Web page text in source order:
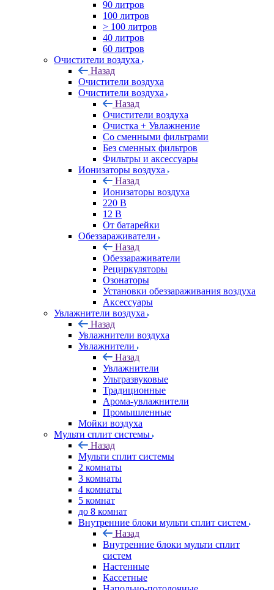
90 литров
100 литров
> 100 литров
40 литров
60 литров
Очистители воздуха
Назад
Очистители воздуха
Очистители воздуха
Назад
Очистители воздуха
Очистка + Увлажнение
Cо сменными фильтрами
Без сменных фильтров
Фильтры и аксессуары
Ионизаторы воздуха
Назад
Ионизаторы воздуха
220 В
12 В
От батарейки
Обеззараживатели
Назад
Обеззараживатели
Рециркуляторы
Озонаторы
Установки обеззараживания воздуха
Аксессуары
Увлажнители воздуха
Назад
Увлажнители воздуха
Увлажнители
Назад
Увлажнители
Ультразвуковые
Традиционные
Арома-увлажнители
Промышленные
Мойки воздуха
Мульти сплит системы
Назад
Мульти сплит системы
2 комнаты
3 комнаты
4 комнаты
5 комнат
до 8 комнат
Внутренние блоки мульти сплит систем
Назад
Внутренние блоки мульти сплит
систем
Настенные
Кассетные